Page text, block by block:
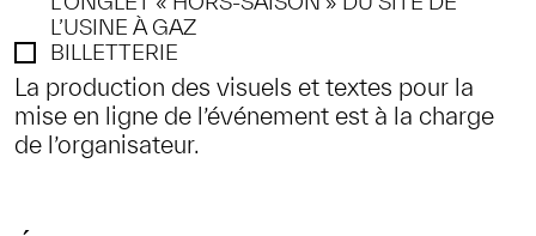
L’USINE À GAZ
BILLETTERIE
La production des visuels et textes pour la
mise en ligne de l’événement est à la charge
de l’organisateur.